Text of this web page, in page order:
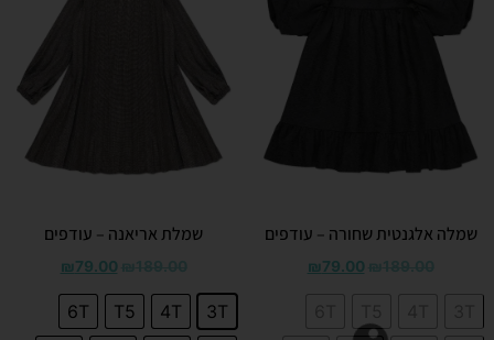
שמלה אלגנטית שחורה – עודפים
₪79.00
שמלת אריאנה – עודפים
₪79.00
3T
4T
T5
6T